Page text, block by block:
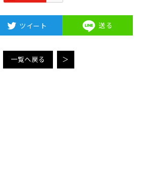
ツイート 送る
一覧へ戻る ＞